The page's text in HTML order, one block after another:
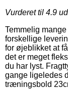
Vurderet til 4.9
Temmelig
forskellige
for øjeblikket at
det er meget
du har lyst.
gange ligeledes
træningsbold